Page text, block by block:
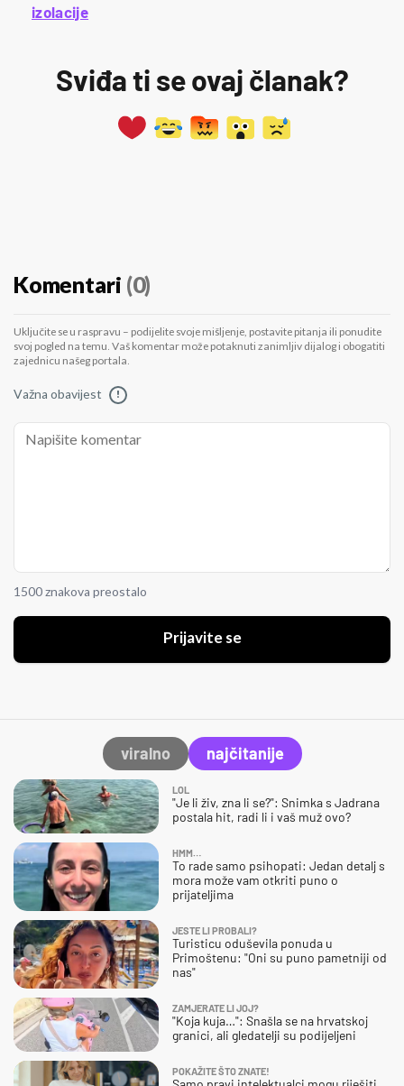
izolacije
Sviđa ti se ovaj članak?
Komentari (0)
Uključite se u raspravu – podijelite svoje mišljenje, postavite pitanja ili ponudite
svoj pogled na temu. Vaš komentar može potaknuti zanimljiv dijalog i obogatiti
zajednicu našeg portala.
Važna obavijest !
1500 znakova preostalo
Prijavite se
viralno najčitanije
LOL
"Je li živ, zna li se?": Snimka s Jadrana
postala hit, radi li i vaš muž ovo?
HMM…
To rade samo psihopati: Jedan detalj s
mora može vam otkriti puno o
prijateljima
JESTE LI PROBALI?
Turisticu oduševila ponuda u
Primoštenu: "Oni su puno pametniji od
nas"
ZAMJERATE LI JOJ?
"Koja kuja…": Snašla se na hrvatskoj
granici, ali gledatelji su podijeljeni
POKAŽITE ŠTO ZNATE!